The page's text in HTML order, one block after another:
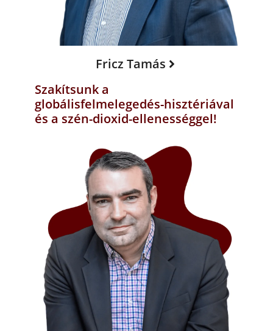
Fricz Tamás
Szakítsunk a
globálisfelmelegedés-hisztériával
és a szén-dioxid-ellenességgel!